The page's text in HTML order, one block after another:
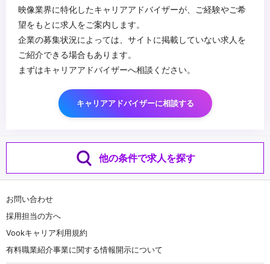
る方
・パイプライン設計・チームビルディングを自ら主導できる方
・技術的バックグラウンドとマネジメント力を併せ持つ方
・AIの活用に前向きな方
...
映像業界に特化したキャリアアドバイザーが、ご経験やご希
望をもとに求人をご案内します。
企業の募集状況によっては、サイトに掲載していない求人を
ご紹介できる場合もあります。
まずはキャリアアドバイザーへ相談ください。
キャリアアドバイザーに相談する
他の条件で求人を探す
お問い合わせ
採用担当の方へ
Vookキャリア利用規約
有料職業紹介事業に関する情報開示について